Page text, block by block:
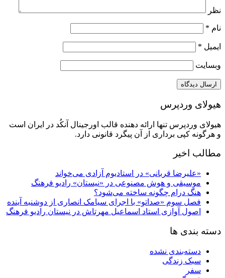
نظر
نام *
ایمیل *
وبسایت
هیولای وردپرس
هیولای وردپرس تنها ارائه دهنده قالب اورجینال آنکُد در ایران است
و هرگونه کپی برداری از آن پیگرد قانونی دارد.
مطالب اخیر
«علیرضا قربانی» در استادیوم آزادی می‌خواند
موسیقی و هوش مصنوعی در «نیستان» رادیو فرهنگ
هنگ درام چگونه ساخته می‌شود؟
فصل سوم «صداتو» با اجرای سیامک انصاری از دوشنبه آینده
اصول آوازی استاد اسماعیل مهرتاش در نیستان رادیو فرهنگ
دسته بندی ها
دسته‌بندی نشده
سبک زندگی
سفر